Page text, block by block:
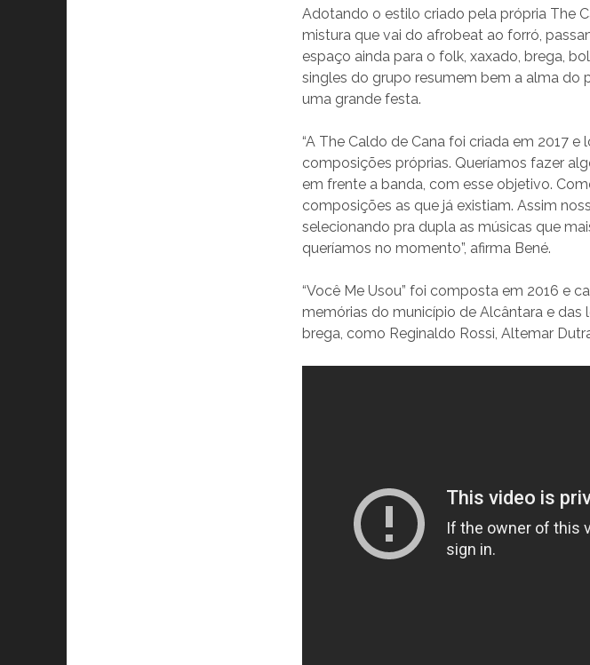
Adotando o estilo criado pela própria The
mistura que vai do afrobeat ao forró,
espaço ainda para o folk, xaxado, brega,
singles do grupo resumem bem a alma do
uma grande festa.
“A The Caldo de Cana foi criada em 2017
composições próprias. Queríamos fazer
em frente a banda, com esse objetivo.
composições as que já existiam. Assim
selecionando pra dupla as músicas que
queríamos no momento”, afirma Bené.
“Você Me Usou” foi composta em 2016 e
memórias do município de Alcântara e das
brega, como Reginaldo Rossi, Altemar